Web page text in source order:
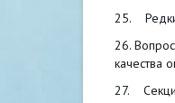
25.
26.
качества
27.